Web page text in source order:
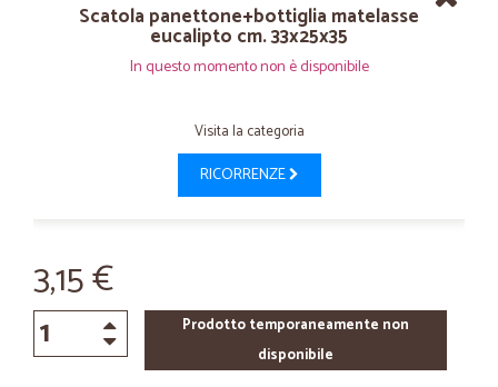
Scatola panettone+bottiglia matelasse
eucalipto cm. 33x25x35
In questo momento non è disponibile
Visita la categoria
RICORRENZE
3,15 €
Prodotto temporaneamente non
disponibile